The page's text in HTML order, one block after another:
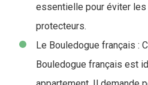
essentielle pour éviter
protecteurs.
Le Bouledogue français :
Bouledogue français est